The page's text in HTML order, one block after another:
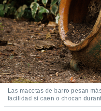
perfiles
utilizar
crear un
uso de
la
contenido
medir el
Las macetas de barro pesan
facilidad si caen o chocan